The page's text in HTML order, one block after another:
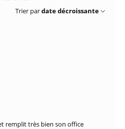
Trier pardate décroissante
remplit très bien son office